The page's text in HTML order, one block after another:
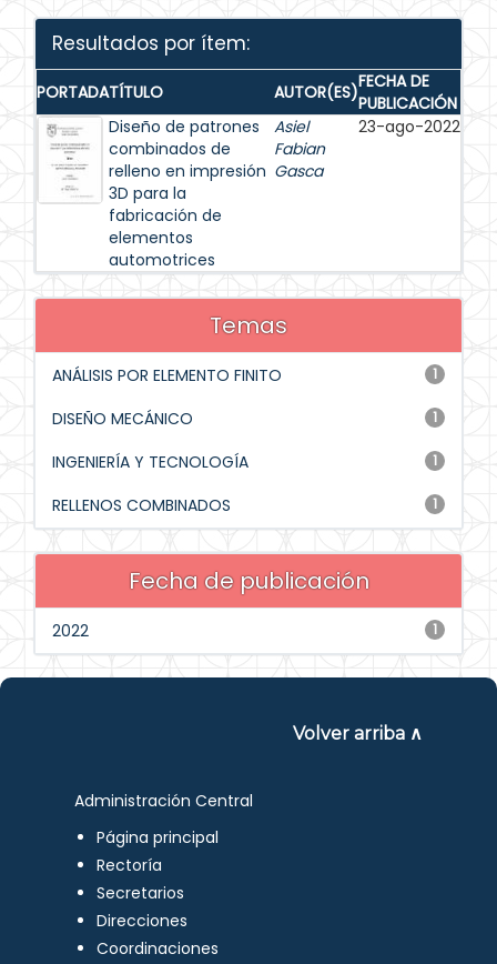
Resultados por ítem:
PORTADATÍTULO AUTOR(ES)FECHA DE
PUBLICACIÓN
Diseño de patrones
combinados de
relleno en impresión
3D para la
fabricación de
elementos
automotrices
Asiel
Fabian
Gasca
23-ago-2022
Temas
1
ANÁLISIS POR ELEMENTO FINITO
1
DISEÑO MECÁNICO
1
INGENIERÍA Y TECNOLOGÍA
1
RELLENOS COMBINADOS
Fecha de publicación
1
2022
Volver arriba ∧
Administración Central
Página principal
Rectoría
Secretarios
Direcciones
Coordinaciones